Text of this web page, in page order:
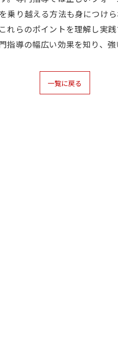
乗り越える方法も身につけ
らのポイントを理解し実
導の幅広い効果を知り、
一覧に戻る